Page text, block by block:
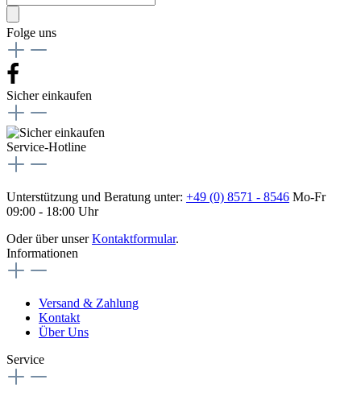
Folge uns
Sicher einkaufen
Service-Hotline
Unterstützung und Beratung unter: +49 (0) 8571 - 8546 Mo-Fr
09:00 - 18:00 Uhr
Oder über unserKontaktformular.
Informationen
Versand & Zahlung
Kontakt
Über Uns
Service